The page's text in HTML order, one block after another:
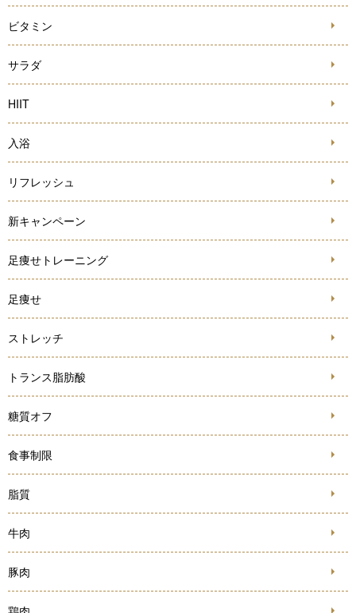
ビタミン
サラダ
HIIT
入浴
リフレッシュ
新キャンペーン
足痩せトレーニング
足痩せ
ストレッチ
トランス脂肪酸
糖質オフ
食事制限
脂質
牛肉
豚肉